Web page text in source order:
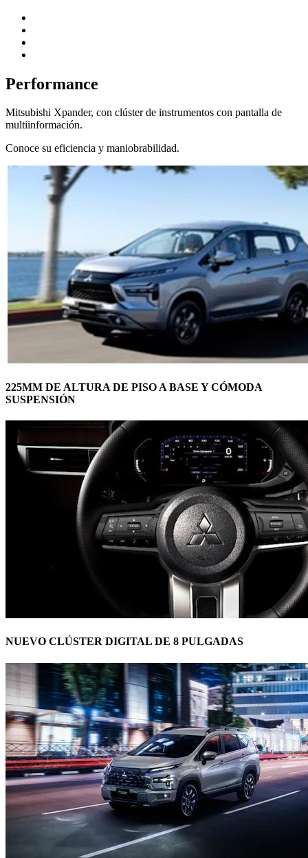
Performance
Mitsubishi Xpander, con clúster de instrumentos con pantalla de
multiinformación.
Conoce su eficiencia y maniobrabilidad.
225MM DE ALTURA DE PISO A BASE Y CÓMODA
SUSPENSIÓN
NUEVO CLÚSTER DIGITAL DE 8 PULGADAS